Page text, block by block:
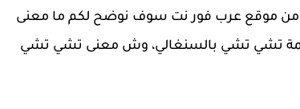
من موقع عرب فور نت سوف نوضح لكم ما معنى
تشي تشي بالسنغالي، وش معنى تشي تشي